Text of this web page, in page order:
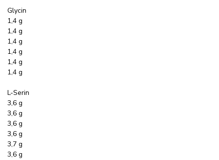
Glycin
1,4 g
1,4 g
1,4 g
1,4 g
1,4 g
1,4 g
L-Serin
3,6 g
3,6 g
3,6 g
3,6 g
3,7 g
3,6 g